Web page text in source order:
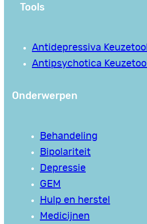
Tools
Antidepressiva Keuzetool
Antipsychotica Keuzetool
Onderwerpen
Behandeling
Bipolariteit
Depressie
GEM
Hulp en herstel
Medicijnen